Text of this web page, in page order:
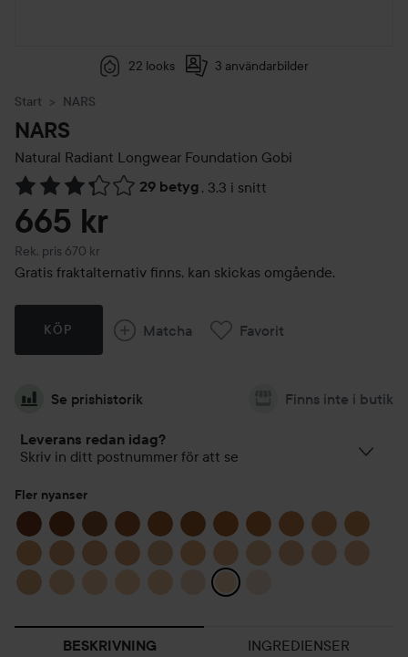
22 looks 3 användarbilder
Start NARS
NARS
Natural Radiant Longwear Foundation Gobi
29 betyg , 3.3 i snitt
Hoppa till Betyg & kommentarer
665 kr
Rek. pris 670 kr
Rekommenderat pris 670 kr
Gratis fraktalternativ finns, kan skickas omgående.
KÖP Matcha Favorit
Se prishistorik Finns inte i butik
Leverans redan idag?
Skriv in ditt postnummer för att se
Fler nyanser
BESKRIVNING INGREDIENSER